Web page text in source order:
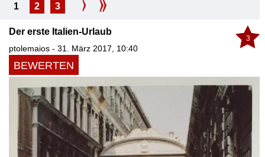
1 2 3
3
Der erste Italien-Urlaub
ptolemaios - 31. März 2017, 10:40
BEWERTEN